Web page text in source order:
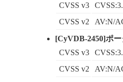
CVSS v3
CVSS v2
AV:N/
[CyVDB-2450]ポ
CVSS v3
CVSS v2
AV:N/